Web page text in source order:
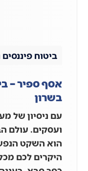
ביטוח
אסף ספיר –
בשרון
ועסקים. עולם
הוא השקט
היקרים לכם